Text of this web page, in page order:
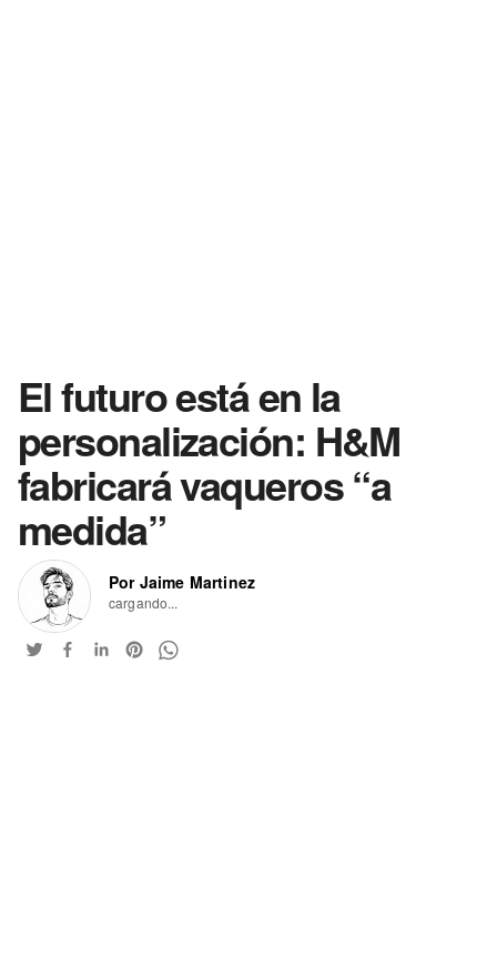
El futuro está en la
personalización: H&M
fabricará vaqueros “a
medida”
Por Jaime Martinez
cargando...